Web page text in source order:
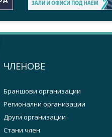
ЧЛЕНОВЕ
Браншови организации
Регионални организации
Други организации
Стани член